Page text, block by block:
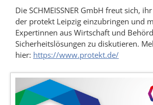
Die SCHMEISSNER GmbH freut sich,
der protekt Leipzig einzubringen und
Expertinnen aus Wirtschaft und
Sicherheitslösungen zu diskutieren.
hier: https://www.protekt.de/